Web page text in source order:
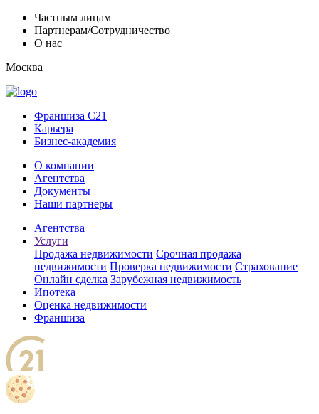
Частным лицам
Партнерам/Сотрудничество
О нас
Москва
Франшиза C21
Карьера
Бизнес-академия
О компании
Агентства
Документы
Наши партнеры
Агентства
Услуги
Продажа недвижимости Срочная продажа
недвижимости Проверка недвижимости Страхование
Онлайн сделка Зарубежная недвижимость
Ипотека
Оценка недвижимости
Франшиза